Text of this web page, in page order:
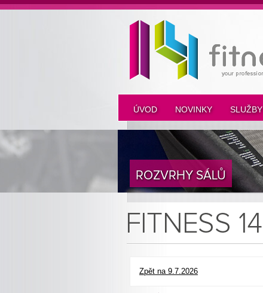
ÚVOD NOVINKY SLUŽBY
ROZVRHY SÁLŮ
Zpět na 9.7.2026